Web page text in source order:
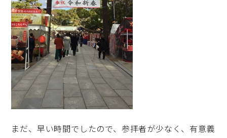
まだ、早い時間でしたので、参拝者が少なく、有意義